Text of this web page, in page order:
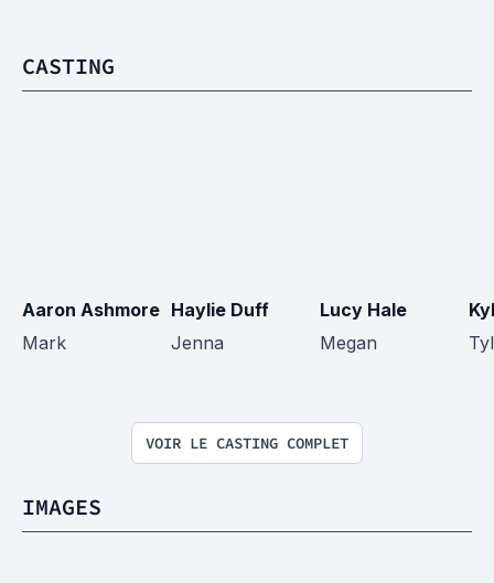
CASTING
Aaron Ashmore
Mark
Haylie Duff
Jenna
Lucy Hale
Megan
VOIR LE CASTING COMPLET
IMAGES